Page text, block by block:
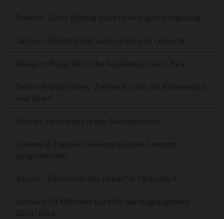
Bremen: „Gute Bildung braucht eine gute Umgebung“
Sachsen-Anhalt stärkt außerschulische Lernorte
Alltag im Krieg: Deutsche Auslandsschule in Kyiv
Baden-Württemberg: „Lernen für alle mit Rückenwind
und Sport“
Hessen: Lerncamps in den Sommerferien
Schleswig-Holstein: Außerschulische Lernorte
ausgezeichnet
Bayern: „Eliteschule des Jahres“ in Oberstdorf
Sachsen: 50 Millionen Euro für Ganztagsangebote
2023/2024